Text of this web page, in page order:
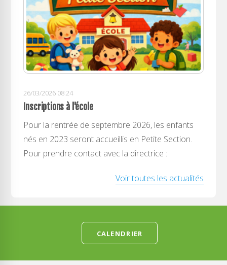
26/03/2026 08:24
Inscriptions à l'école
Pour la rentrée de septembre 2026, les enfants
nés en 2023 seront accueillis en Petite Section.
Pour prendre contact avec la directrice :
Voir toutes les actualités
CALENDRIER